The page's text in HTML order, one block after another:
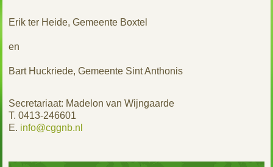
Erik ter Heide, Gemeente Boxtel
en
Bart Huckriede, Gemeente Sint Anthonis
Secretariaat: Madelon van Wijngaarde
T. 0413-246601
E. info@cggnb.nl